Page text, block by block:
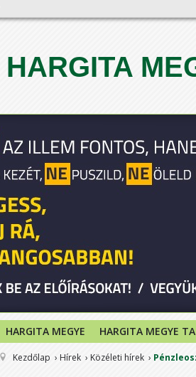
HARGITA
12
HARGITA MEGYE HARGITA MEGYE
Kezdőlap Hírek Közéleti hírek